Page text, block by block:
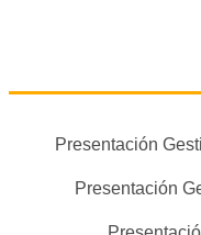
Presentación
Presentación